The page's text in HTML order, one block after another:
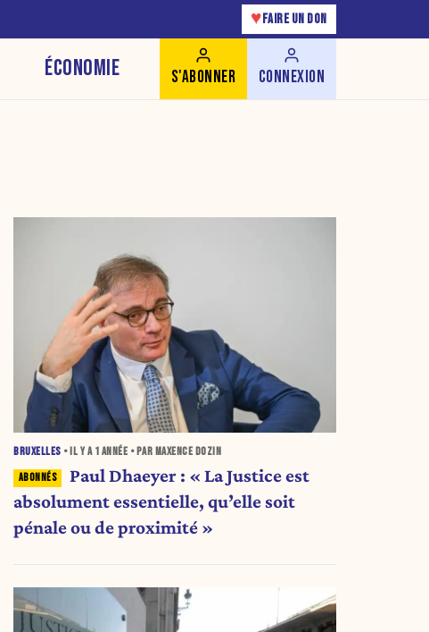
♥ FAIRE UN DON
ÉCONOMIE S'ABONNER CONNEXION
BRUXELLES • IL Y A 1 ANNÉE • PAR MAXENCE DOZIN
Paul Dhaeyer : « La Justice est
absolument essentielle, qu’elle soit
pénale ou de proximité »